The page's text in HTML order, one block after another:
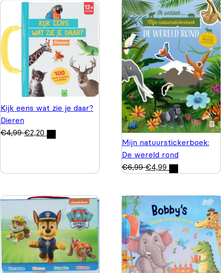
Kijk eens wat zie je daar?
Dieren
€4,99 €2,20
Mijn natuurstickerboek:
De wereld rond
€6,99 €4,99